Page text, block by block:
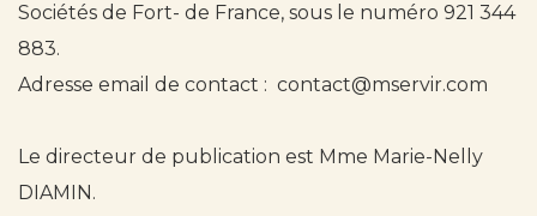
Sociétés de Fort- de France, sous le numéro 921 344
883.
Adresse email de contact : contact@mservir.com
Le directeur de publication est Mme Marie-Nelly
DIAMIN.